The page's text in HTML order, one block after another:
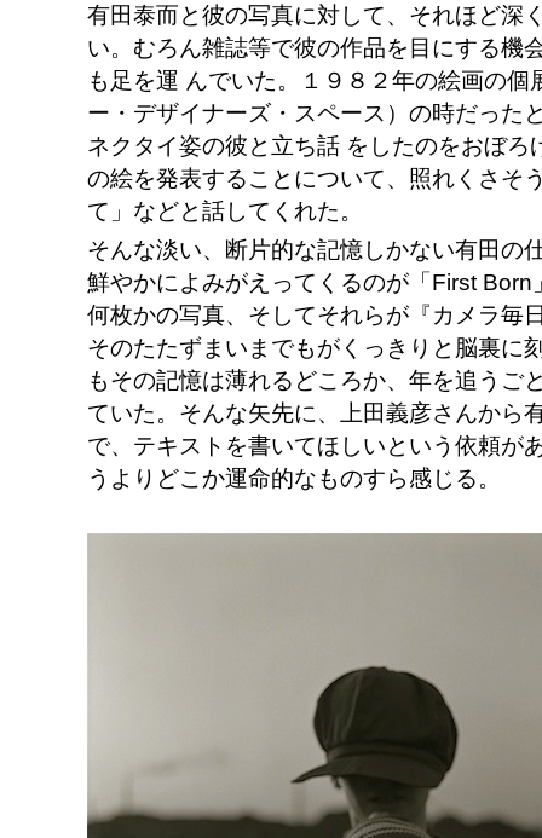
有田泰而と彼の写真に対して、それほど深
い。むろん雑誌等で彼の作品を目にする機
も足を運 んでいた。１９８２年の絵画の
ー・デザイナーズ・スペース）の時だった
ネクタイ姿の彼と立ち話 をしたのをおぼ
の絵を発表することについて、照れくさそ
て」などと話してくれた。
そんな淡い、断片的な記憶しかない有田の
鮮やかによみがえってくるのが「First
何枚かの写真、そしてそれらが『カメラ毎
そのたたずまいまでもがくっきりと脳裏に
もその記憶は薄れるどころか、年を追うご
ていた。そんな矢先に、上田義彦さんから
で、テキストを書いてほしいという依頼が
うよりどこか運命的なものすら感じる。